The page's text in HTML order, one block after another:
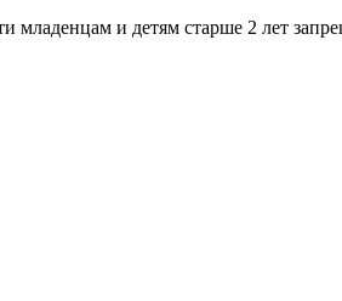
и детям старше 2 лет